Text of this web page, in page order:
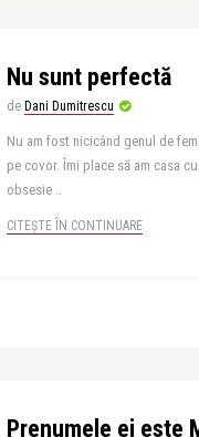
Nu sunt perfectă
de Dani Dumitrescu
Nu am fost nicicând genul de
pe covor. Îmi place să am casa
obsesie ..
CITEȘTE ÎN CONTINUARE
Prenumele ei este